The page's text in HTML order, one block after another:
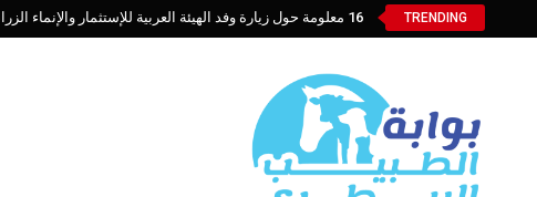
TRENDING 16 معلومة حول زيارة وفد الهيئة العربية للإستثمار والإنماء الزراعي إلي السعودية